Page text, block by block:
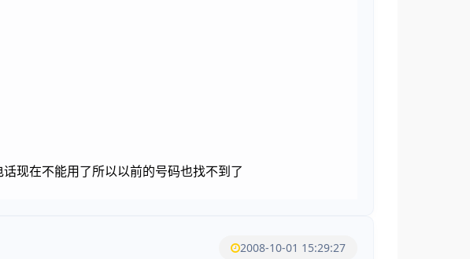
现在不能用了所以以前的号码也找不到了
2008-10-01 15:29:27